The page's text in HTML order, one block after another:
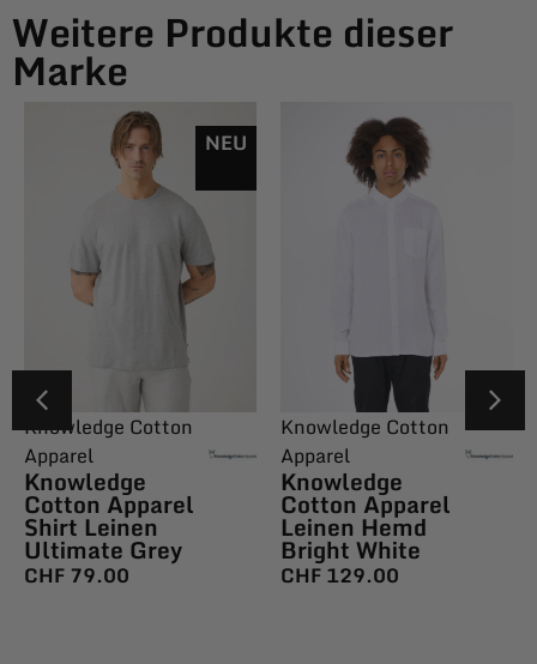
Weitere Produkte dieser
Marke
NEU
Knowledge Cotton
Apparel
Knowledge
Cotton Apparel
Shirt Leinen
Ultimate Grey
CHF 79.00
Knowledge Cotton
Apparel
Knowledge
Cotton Apparel
Leinen Hemd
Bright White
CHF129.00